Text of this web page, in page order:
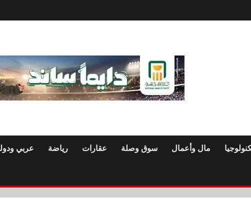
مال وأعمال سوق وصلة عقارات رياضة عربي